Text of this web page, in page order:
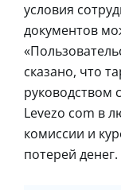
условия
документов
сказано, что
руководством
Levezo com в
комиссии и
потерей денег.